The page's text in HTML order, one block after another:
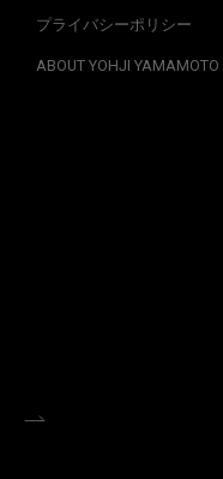
プライバシーポリシー
ABOUT YOHJI YAMAMOTO